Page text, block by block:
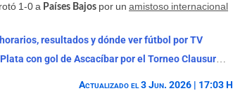
1-0 a Países Bajos por un amistoso internacional
resultados y dónde ver fútbol por TV
Boca Juniors venció por 1-0 a Estudiantes de La Plata con gol de Ascacíbar por el Torneo Clausura 2026
Actualizado el 3 Jun. 2026 | 17:03 H